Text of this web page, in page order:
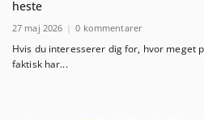
heste
27 maj 2026 0 kommentarer
Hvis du interesserer dig for, hvor meget
faktisk har...